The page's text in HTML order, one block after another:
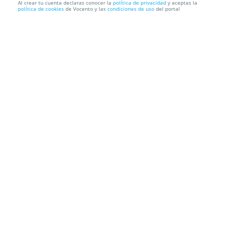
Servicio de reparación y pintura de coche
Al crear tu cuenta declaras conocer la política de privacidad y aceptas la
política de cookies de Vocento y las condiciones de uso del portal